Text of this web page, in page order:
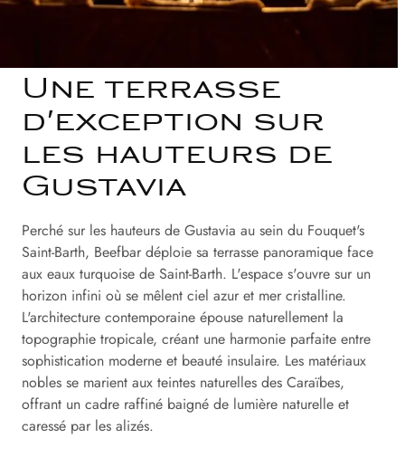
Une terrasse
d'exception sur
les hauteurs de
Gustavia
Perché sur les hauteurs de Gustavia au sein du Fouquet's
Saint-Barth, Beefbar déploie sa terrasse panoramique face
aux eaux turquoise de Saint-Barth. L'espace s'ouvre sur un
horizon infini où se mêlent ciel azur et mer cristalline.
L'architecture contemporaine épouse naturellement la
topographie tropicale, créant une harmonie parfaite entre
sophistication moderne et beauté insulaire. Les matériaux
nobles se marient aux teintes naturelles des Caraïbes,
offrant un cadre raffiné baigné de lumière naturelle et
caressé par les alizés.